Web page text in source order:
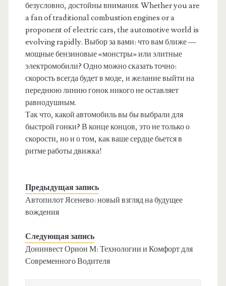
безусловно, достойны внимания. Whether you are
a fan of traditional combustion engines or a
proponent of electric cars, the automotive world is
evolving rapidly. Выбор за вами: что вам ближе —
мощные бензиновые «монстры» или элитные
электромобили? Одно можно сказать точно:
скорость всегда будет в моде, и желание выйти на
переднюю линию гонок никого не оставляет
равнодушным.
Так что, какой автомобиль вы бы выбрали для
быстрой гонки? В конце концов, это не только о
скорости, но и о том, как ваше сердце бьется в
ритме работы движка!
Предыдущая запись
Автопилот Ясенево: новый взгляд на будущее
вождения
Следующая запись
Донинвест Орион М: Технологии и Комфорт для
Современного Водителя